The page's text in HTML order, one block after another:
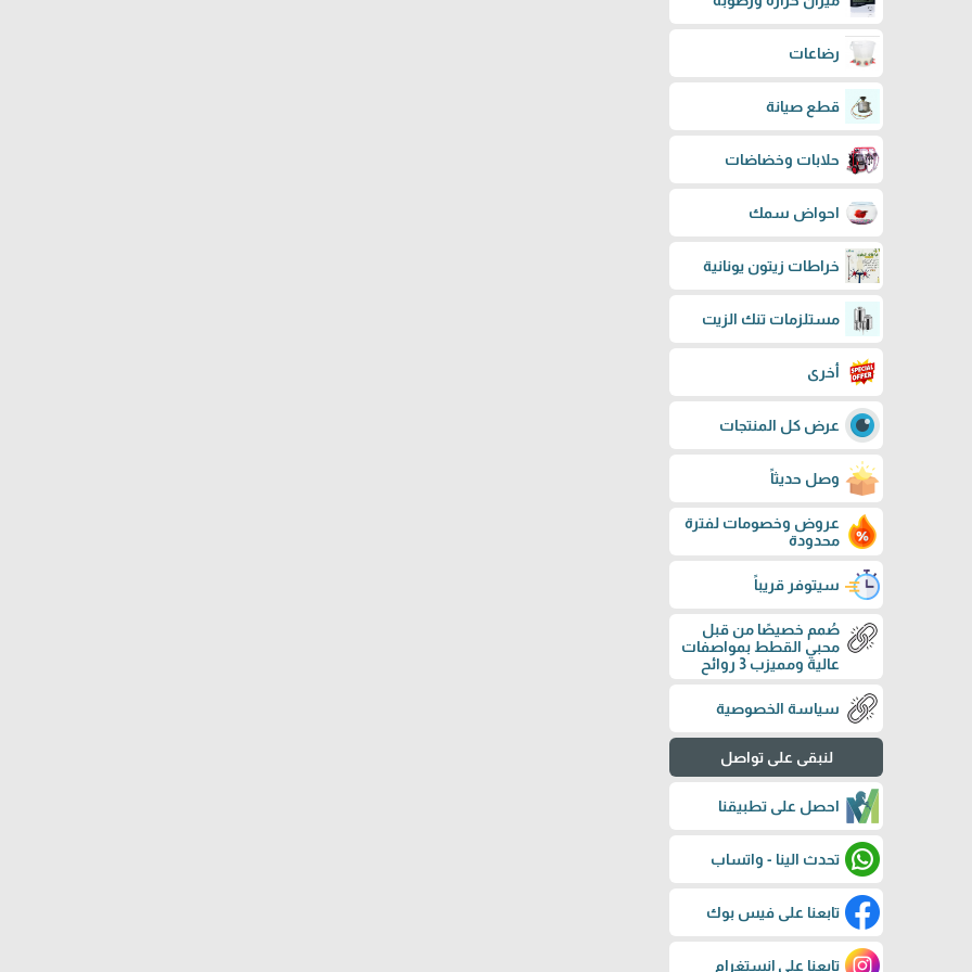
رضاعات
قطع صيانة
حلابات وخضاضات
احواض سمك
خراطات زيتون يونانية
مستلزمات تنك الزيت
أخرى
عرض كل المنتجات
وصل حديثاً
عروض وخصومات لفترة
محدودة
سيتوفر قريباً
صُمم خصيصًا من قبل
محبي القطط بمواصفات
عالية ومميزب 3 روائح
سياسة الخصوصية
لنبقى على تواصل
احصل على تطبيقنا
تحدث الينا - واتساب
تابعنا على فيس بوك
تابعنا على إنستغرام